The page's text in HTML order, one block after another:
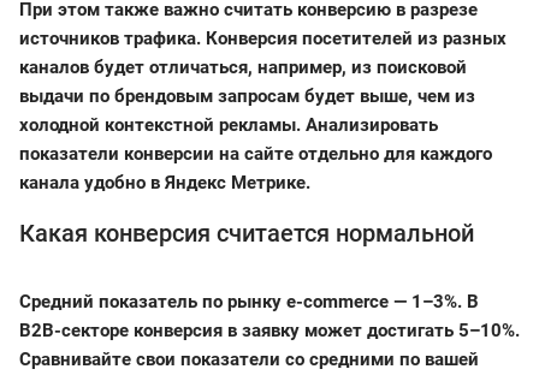
При этом также важно считать конверсию в разрезе
источников трафика. Конверсия посетителей из разных
каналов будет отличаться, например, из поисковой
выдачи по брендовым запросам будет выше, чем из
холодной контекстной рекламы. Анализировать
показатели конверсии на сайте отдельно для каждого
канала удобно в Яндекс Метрике.
Какая конверсия считается нормальной
Средний показатель по рынку e-commerce — 1–3%. В
B2B-секторе конверсия в заявку может достигать 5–10%.
Сравнивайте свои показатели со средними по вашей